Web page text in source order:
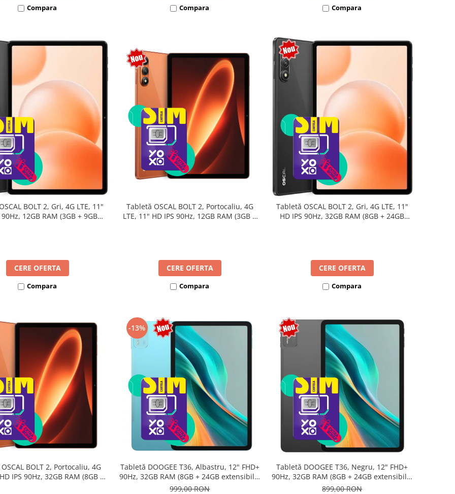
Compara Compara Compara
BOLT 2, Gri, 4G LTE, 11"
90Hz, 12GB RAM (3GB + 9GB
CERE OFERTA
Compara
Tabletă OSCAL BOLT 2, Portocaliu, 4G
LTE, 11" HD IPS 90Hz, 12GB RAM (3GB +
CERE OFERTA
Compara
Tabletă OSCAL BOLT 2, Gri, 4G LTE, 11"
HD IPS 90Hz, 32GB RAM (8GB + 24GB
CERE OFERTA
Compara
BOLT 2, Portocaliu, 4G
IPS 90Hz, 32GB RAM (8GB +
-13%
Tabletă DOOGEE T36, Albastru, 12" FHD+
90Hz, 32GB RAM (8GB + 24GB extensibili),
256GB, Android 15, 8800mAh, Dual SIM
999,00 RON
Tabletă DOOGEE T36, Negru, 12" FHD+
90Hz, 32GB RAM (8GB + 24GB extensibili),
256GB, Android 15, 8800mAh, Dual SIM
899,00 RON